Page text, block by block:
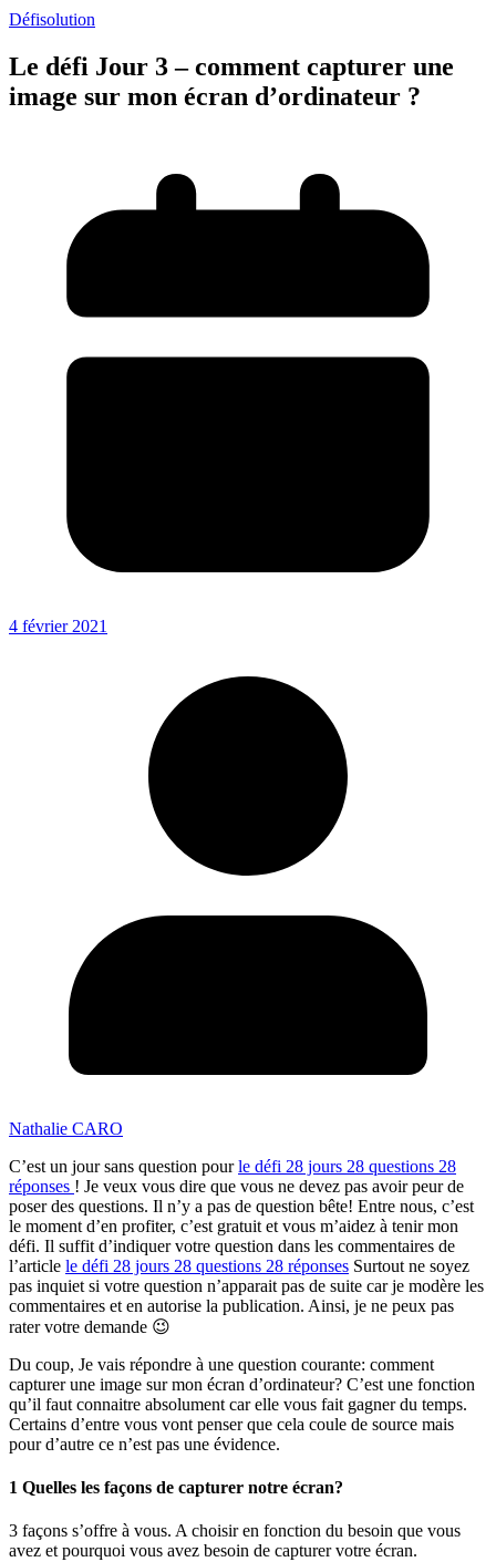
Défisolution
Le défi Jour 3 – comment capturer une
image sur mon écran d’ordinateur ?
4 février 2021
Nathalie CARO
C’est un jour sans question pourle défi 28 jours 28 questions 28
réponses ! Je veux vous dire que vous ne devez pas avoir peur de
poser des questions. Il n’y a pas de question bête! Entre nous, c’est
le moment d’en profiter, c’est gratuit et vous m’aidez à tenir mon
défi. Il suffit d’indiquer votre question dans les commentaires de
l’article le défi 28 jours 28 questions 28 réponses Surtout ne soyez
pas inquiet si votre question n’apparait pas de suite car je modère les
commentaires et en autorise la publication. Ainsi, je ne peux pas
rater votre demande 😉
Du coup, Je vais répondre à une question courante: comment
capturer une image sur mon écran d’ordinateur? C’est une fonction
qu’il faut connaitre absolument car elle vous fait gagner du temps.
Certains d’entre vous vont penser que cela coule de source mais
pour d’autre ce n’est pas une évidence.
1 Quelles les façons de capturer notre écran?
3 façons s’offre à vous. A choisir en fonction du besoin que vous
avez et pourquoi vous avez besoin de capturer votre écran.